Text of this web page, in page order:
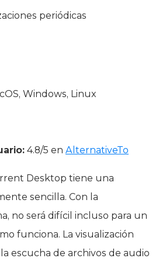
periódicas
Windows, Linux
4.8/5 en AlternativeTo
Desktop tiene una
sencilla. Con la
no será difícil incluso para un
funciona. La visualización
escucha de archivos de audio